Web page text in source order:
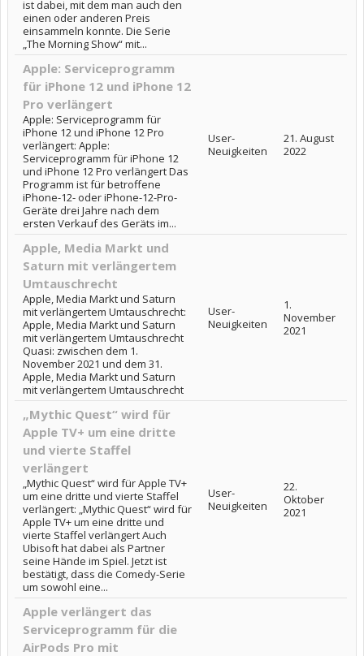
ist dabei, mit dem man auch den
einen oder anderen Preis
einsammeln konnte. Die Serie
„The Morning Show“ mit...
Apple: Serviceprogramm
für iPhone 12 und iPhone 12
Pro verlängert
Apple: Serviceprogramm für
iPhone 12 und iPhone 12 Pro
verlängert: Apple:
Serviceprogramm für iPhone 12
und iPhone 12 Pro verlängert Das
Programm ist für betroffene
iPhone-12- oder iPhone-12-Pro-
Geräte drei Jahre nach dem
ersten Verkauf des Geräts im...
User-
Neuigkeiten
21. August
2022
Apple, Media Markt und
Saturn mit verlängertem
Umtauschrecht
Apple, Media Markt und Saturn
mit verlängertem Umtauschrecht:
Apple, Media Markt und Saturn
mit verlängertem Umtauschrecht
Quasi: zwischen dem 1.
November 2021 und dem 31.
Apple, Media Markt und Saturn
mit verlängertem Umtauschrecht
User-
Neuigkeiten
1.
November
2021
„Mythic Quest“ wird für
Apple TV+ um eine dritte
und vierte Staffel
verlängert
„Mythic Quest“ wird für Apple TV+
um eine dritte und vierte Staffel
verlängert: „Mythic Quest“ wird für
Apple TV+ um eine dritte und
vierte Staffel verlängert Auch
Ubisoft hat dabei als Partner
seine Hände im Spiel. Jetzt ist
bestätigt, dass die Comedy-Serie
um sowohl eine...
User-
Neuigkeiten
22.
Oktober
2021
Apple verlängert das
Serviceprogramm für die
AirPods Pro mit